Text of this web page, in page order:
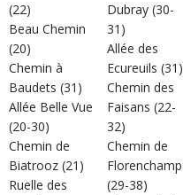
(22)
Beau Chemin
(20)
Chemin à
Baudets (31)
Allée Belle Vue
(20-30)
Chemin de
Biatrooz (21)
Ruelle des
Dubray (30-
31)
Allée des
Ecureuils (31)
Chemin des
Faisans (22-
32)
Chemin de
Florenchamp
(29-38)